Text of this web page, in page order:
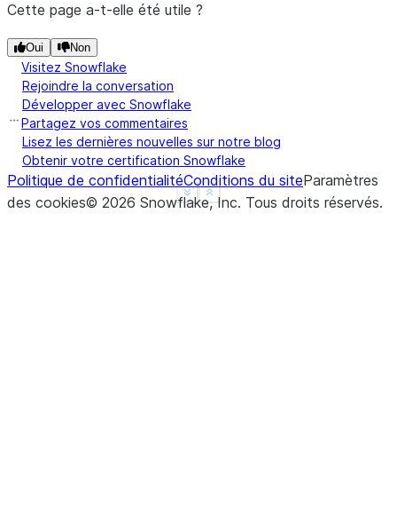
Show less
See more
Cette page a-t-elle été utile ?
Oui Non
Visitez Snowflake
Rejoindre la conversation
Développer avec Snowflake
Partagez vos commentaires
Lisez les dernières nouvelles sur notre blog
Obtenir votre certification Snowflake
Politique de confidentialitéConditions du siteParamètres
des cookies© 2026 Snowflake, Inc. Tous droits réservés.